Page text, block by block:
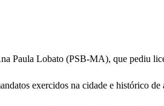
Paula Lobato (PSB-MA), que pediu
exercidos na cidade e histórico